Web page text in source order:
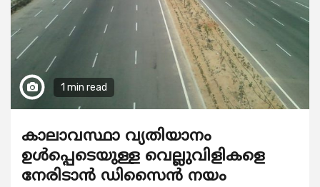
1 min read
കാലാവസ്ഥാ വ്യതിയാനം
ഉള്‍പ്പെടെയുള്ള വെല്ലുവിളികളെ
നേരിടാൻ ഡിസൈന്‍ നയം